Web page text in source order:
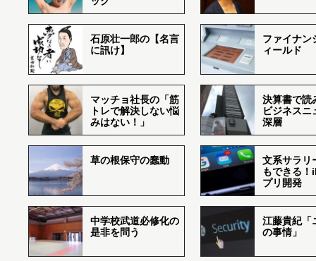
石原壮一郎の【名言
に訊け】
ファイナン
ィールド
マッチョ社長の「筋
トレで解決しない悩
みはない！」
決算書で読
ビジネスニ
深層
草の根保守の蠢動
文系サラリ
もできる
プリ開発
中学校武道必修化の
是非を問う
江藤貴紀「
の事情」